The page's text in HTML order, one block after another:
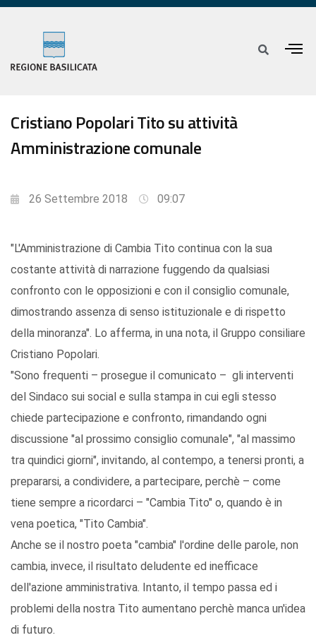
Cristiano Popolari Tito su attività
Amministrazione comunale
26 Settembre 2018 09:07
"L'Amministrazione di Cambia Tito continua con la sua
costante attività di narrazione fuggendo da qualsiasi
confronto con le opposizioni e con il consiglio comunale,
dimostrando assenza di senso istituzionale e di rispetto
della minoranza". Lo afferma, in una nota, il Gruppo consiliare
Cristiano Popolari.
"Sono frequenti – prosegue il comunicato – gli interventi
del Sindaco sui social e sulla stampa in cui egli stesso
chiede partecipazione e confronto, rimandando ogni
discussione "al prossimo consiglio comunale", "al massimo
tra quindici giorni", invitando, al contempo, a tenersi pronti, a
prepararsi, a condividere, a partecipare, perchè – come
tiene sempre a ricordarci – "Cambia Tito" o, quando è in
vena poetica, "Tito Cambia".
Anche se il nostro poeta "cambia" l'ordine delle parole, non
cambia, invece, il risultato deludente ed inefficace
dell'azione amministrativa. Intanto, il tempo passa ed i
problemi della nostra Tito aumentano perchè manca un'idea
di futuro.